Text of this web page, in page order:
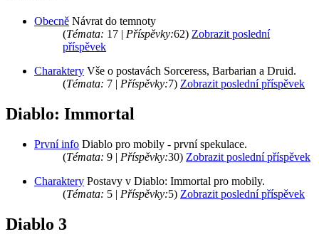
Obecně Návrat do temnoty
(Témata: 17 | Příspěvky:62) Zobrazit poslední
příspěvek
Charaktery Vše o postavách Sorceress, Barbarian a Druid.
(Témata: 7 | Příspěvky:7) Zobrazit poslední příspěvek
Diablo: Immortal
První info Diablo pro mobily - první spekulace.
(Témata: 9 | Příspěvky:30) Zobrazit poslední příspěvek
Charaktery Postavy v Diablo: Immortal pro mobily.
(Témata: 5 | Příspěvky:5) Zobrazit poslední příspěvek
Diablo 3